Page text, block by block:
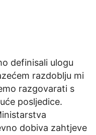
definisali ulogu
razdoblju mi
razgovarati s
posljedice.
dobiva zahtjeve